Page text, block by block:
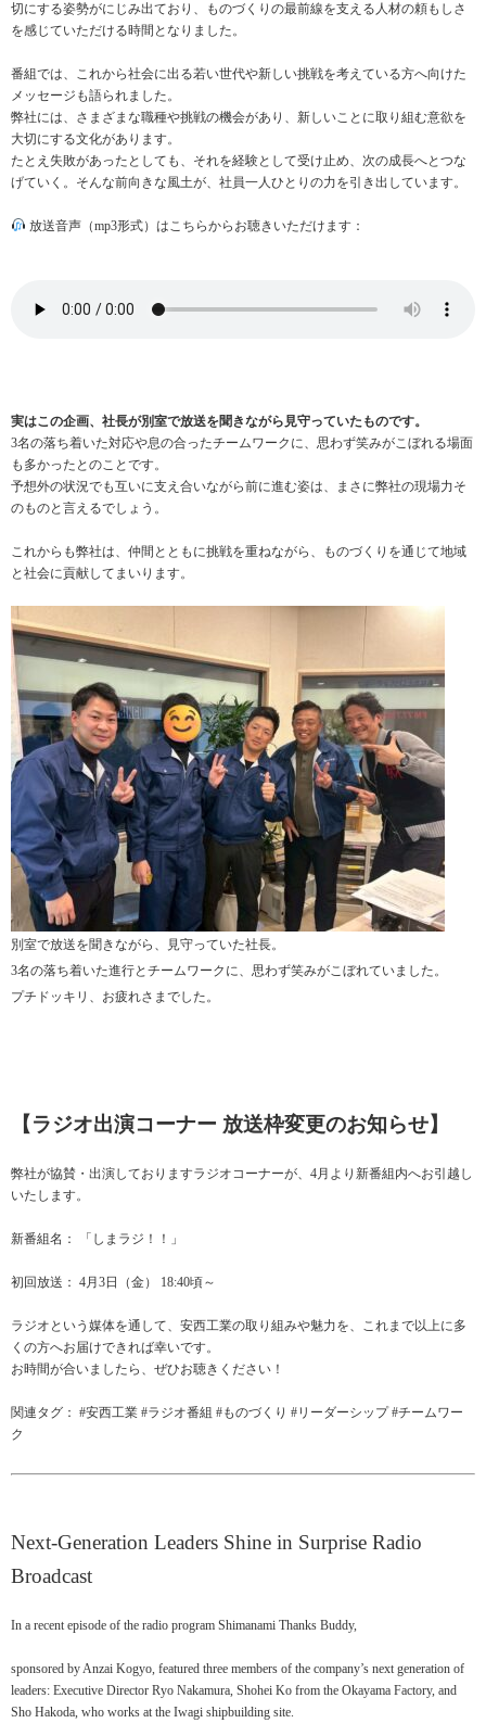
切にする姿勢がにじみ出ており、ものづくりの最前線を支える人材の頼もしさ
を感じていただける時間となりました。
番組では、これから社会に出る若い世代や新しい挑戦を考えている方へ向けた
メッセージも語られました。
弊社には、さまざまな職種や挑戦の機会があり、新しいことに取り組む意欲を
大切にする文化があります。
たとえ失敗があったとしても、それを経験として受け止め、次の成長へとつな
げていく。そんな前向きな風土が、社員一人ひとりの力を引き出しています。
放送音声（mp3形式）はこちらからお聴きいただけます：
実はこの企画、社長が別室で放送を聞きながら見守っていたものです。
3名の落ち着いた対応や息の合ったチームワークに、思わず笑みがこぼれる場面
も多かったとのことです。
予想外の状況でも互いに支え合いながら前に進む姿は、まさに弊社の現場力そ
のものと言えるでしょう。
これからも弊社は、仲間とともに挑戦を重ねながら、ものづくりを通じて地域
と社会に貢献してまいります。
別室で放送を聞きながら、見守っていた社長。
3名の落ち着いた進行とチームワークに、思わず笑みがこぼれていました。
プチドッキリ、お疲れさまでした。
【ラジオ出演コーナー 放送枠変更のお知らせ】
弊社が協賛・出演しておりますラジオコーナーが、4月より新番組内へお引越し
いたします。
新番組名： 「しまラジ！！」
初回放送： 4月3日（金） 18:40頃～
ラジオという媒体を通して、安西工業の取り組みや魅力を、これまで以上に多
くの方へお届けできれば幸いです。
お時間が合いましたら、ぜひお聴きください！
関連タグ： #安西工業 #ラジオ番組 #ものづくり #リーダーシップ #チームワー
ク
Next-Generation Leaders Shine in Surprise Radio
Broadcast
In a recent episode of the radio program Shimanami Thanks Buddy,
sponsored by Anzai Kogyo, featured three members of the company’s next generation of
leaders: Executive Director Ryo Nakamura, Shohei Ko from the Okayama Factory, and
Sho Hakoda, who works at the Iwagi shipbuilding site.